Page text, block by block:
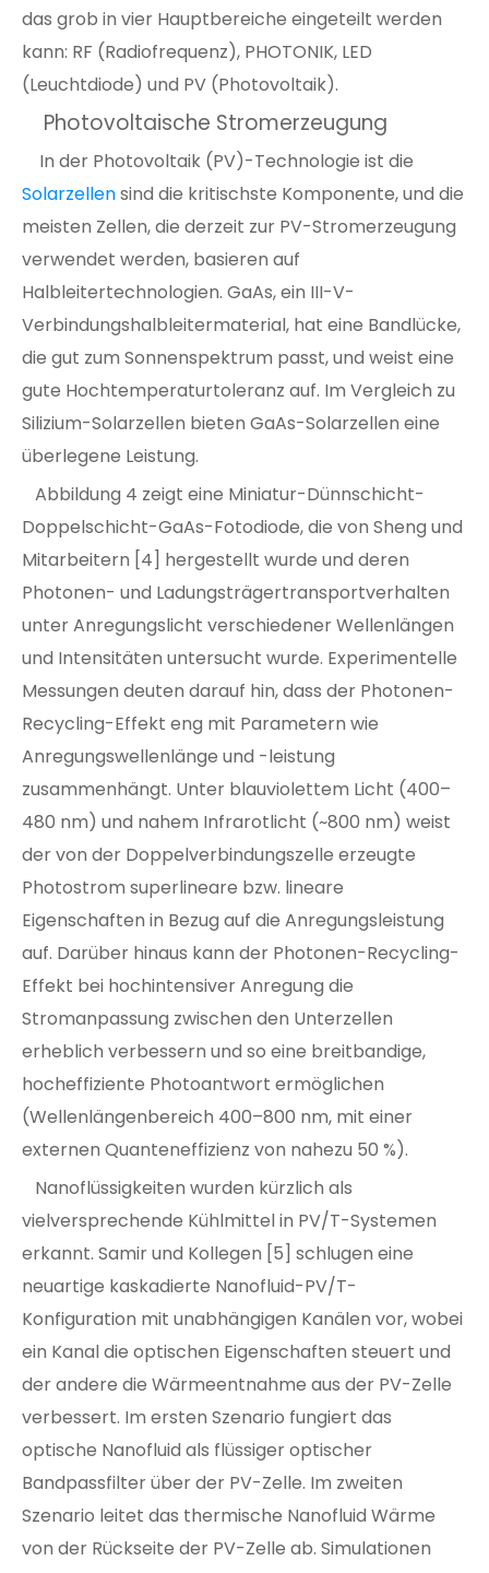
das grob in vier Hauptbereiche eingeteilt werden
kann: RF (Radiofrequenz), PHOTONIK, LED
(Leuchtdiode) und PV (Photovoltaik).
Photovoltaische Stromerzeugung
In der Photovoltaik (PV)-Technologie ist die
Solarzellensind die kritischste Komponente, und die
meisten Zellen, die derzeit zur PV-Stromerzeugung
verwendet werden, basieren auf
Halbleitertechnologien. GaAs, ein III-V-
Verbindungshalbleitermaterial, hat eine Bandlücke,
die gut zum Sonnenspektrum passt, und weist eine
gute Hochtemperaturtoleranz auf. Im Vergleich zu
Silizium-Solarzellen bieten GaAs-Solarzellen eine
überlegene Leistung.
Abbildung 4 zeigt eine Miniatur-Dünnschicht-
Doppelschicht-GaAs-Fotodiode, die von Sheng und
Mitarbeitern [4] hergestellt wurde und deren
Photonen- und Ladungsträgertransportverhalten
unter Anregungslicht verschiedener Wellenlängen
und Intensitäten untersucht wurde. Experimentelle
Messungen deuten darauf hin, dass der Photonen-
Recycling-Effekt eng mit Parametern wie
Anregungswellenlänge und -leistung
zusammenhängt. Unter blauviolettem Licht (400–
480 nm) und nahem Infrarotlicht (~800 nm) weist
der von der Doppelverbindungszelle erzeugte
Photostrom superlineare bzw. lineare
Eigenschaften in Bezug auf die Anregungsleistung
auf. Darüber hinaus kann der Photonen-Recycling-
Effekt bei hochintensiver Anregung die
Stromanpassung zwischen den Unterzellen
erheblich verbessern und so eine breitbandige,
hocheffiziente Photoantwort ermöglichen
(Wellenlängenbereich 400–800 nm, mit einer
externen Quanteneffizienz von nahezu 50 %).
Nanoflüssigkeiten wurden kürzlich als
vielversprechende Kühlmittel in PV/T-Systemen
erkannt. Samir und Kollegen [5] schlugen eine
neuartige kaskadierte Nanofluid-PV/T-
Konfiguration mit unabhängigen Kanälen vor, wobei
ein Kanal die optischen Eigenschaften steuert und
der andere die Wärmeentnahme aus der PV-Zelle
verbessert. Im ersten Szenario fungiert das
optische Nanofluid als flüssiger optischer
Bandpassfilter über der PV-Zelle. Im zweiten
Szenario leitet das thermische Nanofluid Wärme
von der Rückseite der PV-Zelle ab. Simulationen